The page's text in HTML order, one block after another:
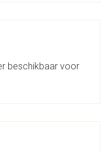
beschikbaar voor